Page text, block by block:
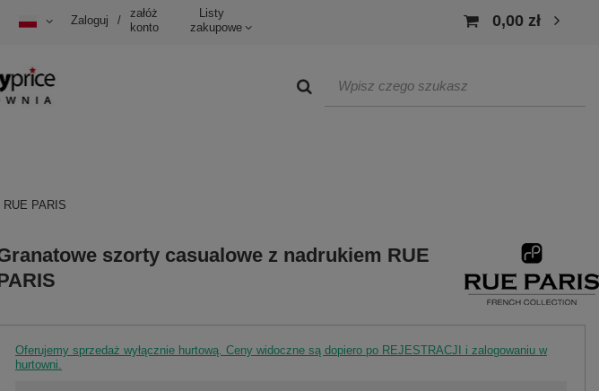
Zaloguj /
załóż
konto
Listy
zakupowe
0,00 zł
PARIS
szorty casualowe z nadrukiem RUE
Oferujemy sprzedaż wyłącznie hurtową. Ceny widoczne są dopiero po REJESTRACJI i zalogowaniu w
hurtowni.